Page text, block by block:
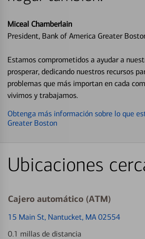
Miceal Chamberlain
President, Bank of America Greater
Estamos comprometidos a ayudar a
prosperar, dedicando nuestros recursos
problemas que más importan en cada
vivimos y trabajamos.
Obtenga más información sobre lo que
Greater Boston
Ubicaciones
Cajero automático (ATM)
15 Main St, Nantucket, MA 02554
0.1 millas de distancia